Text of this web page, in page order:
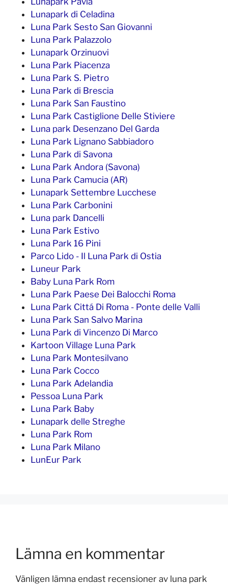
Lunapark di Celadina
Luna Park Sesto San Giovanni
Luna Park Palazzolo
Lunapark Orzinuovi
Luna Park Piacenza
Luna Park S. Pietro
Luna Park di Brescia
Luna Park San Faustino
Luna Park Castiglione Delle Stiviere
Luna park Desenzano Del Garda
Luna Park Lignano Sabbiadoro
Luna Park di Savona
Luna Park Andora (Savona)
Luna Park Camucia (AR)
Lunapark Settembre Lucchese
Luna Park Carbonini
Luna park Dancelli
Luna Park Estivo
Luna Park 16 Pini
Parco Lido - Il Luna Park di Ostia
Luneur Park
Baby Luna Park Rom
Luna Park Paese Dei Balocchi Roma
Luna Park Cittá Di Roma - Ponte delle Valli
Luna Park San Salvo Marina
Luna Park di Vincenzo Di Marco
Kartoon Village Luna Park
Luna Park Montesilvano
Luna Park Cocco
Luna Park Adelandia
Pessoa Luna Park
Luna Park Baby
Lunapark delle Streghe
Luna Park Rom
Luna Park Milano
LunEur Park
Lämna en kommentar
Vänligen lämna endast recensioner av luna park